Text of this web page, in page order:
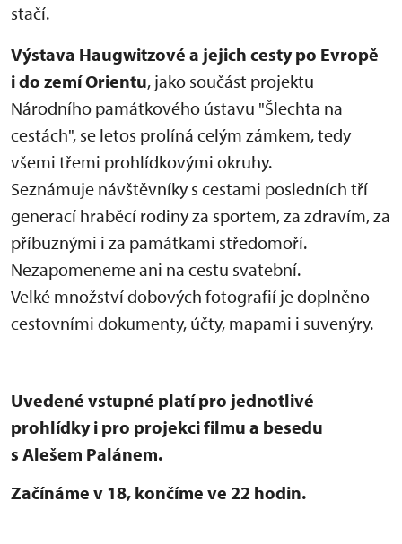
stačí.
Výstava Haugwitzové a jejich cesty po Evropě
i do zemí Orientu, jako součást projektu
Národního památkového ústavu "Šlechta na
cestách", se letos prolíná celým zámkem, tedy
všemi třemi prohlídkovými okruhy.
Seznámuje návštěvníky s cestami posledních tří
generací hraběcí rodiny za sportem, za zdravím, za
příbuznými i za památkami středomoří.
Nezapomeneme ani na cestu svatební.
Velké množství dobových fotografií je doplněno
cestovními dokumenty, účty, mapami i suvenýry.
Uvedené vstupné platí pro jednotlivé
prohlídky i pro projekci filmu a besedu
s Alešem Palánem.
Začínáme v 18, končíme ve 22 hodin.